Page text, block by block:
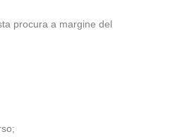
procura a margine del